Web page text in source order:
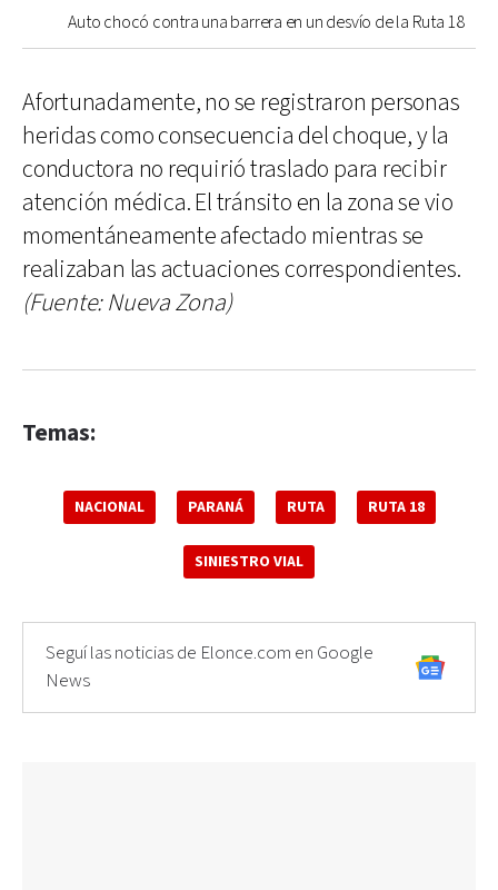
Auto chocó contra una barrera en un desvío de la Ruta 18
Afortunadamente, no se registraron personas
heridas como consecuencia del choque, y la
conductora no requirió traslado para recibir
atención médica. El tránsito en la zona se vio
momentáneamente afectado mientras se
realizaban las actuaciones correspondientes.
(Fuente: Nueva Zona)
Temas:
NACIONAL PARANÁ RUTA RUTA 18
SINIESTRO VIAL
Seguí las noticias de Elonce.com en Google
News